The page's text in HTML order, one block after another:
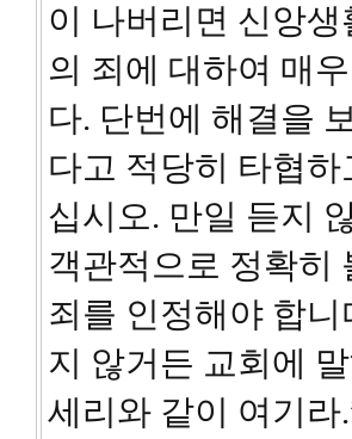
이 나버리면 신앙
의 죄에 대하여 매
다. 단번에 해결을
다고 적당히 타협
십시오. 만일 듣지
객관적으로 정확히
죄를 인정해야 합
지 않거든 교회에
세리와 같이 여기